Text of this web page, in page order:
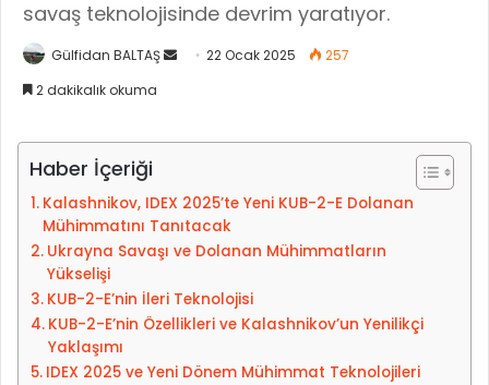
savaş teknolojisinde devrim yaratıyor.
Gülfidan BALTAŞ
o
a
g
n
22 Ocak 2025
257
2 dakikalık okuma
Haber İçeriği
Kalashnikov, IDEX 2025’te Yeni KUB-2-E Dolanan
Mühimmatını Tanıtacak
Ukrayna Savaşı ve Dolanan Mühimmatların
Yükselişi
KUB-2-E’nin İleri Teknolojisi
KUB-2-E’nin Özellikleri ve Kalashnikov’un Yenilikçi
Yaklaşımı
IDEX 2025 ve Yeni Dönem Mühimmat Teknolojileri